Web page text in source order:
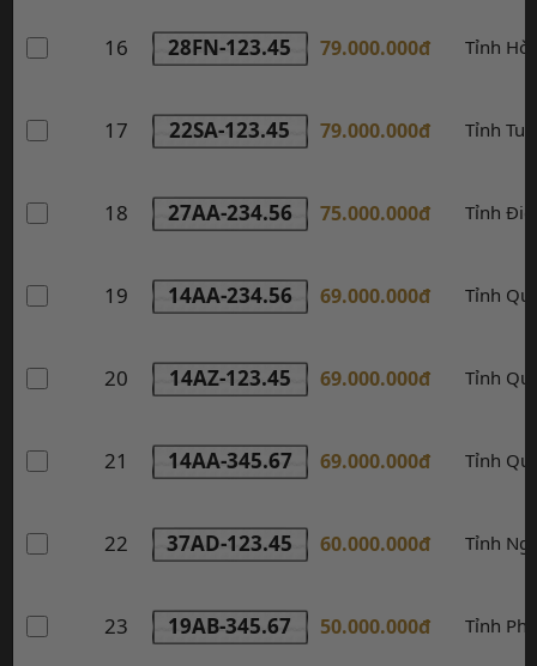
16 28FN-123.45 79.000.000đ Tỉnh
17 22SA-123.45 79.000.000đ Tỉnh
18 27AA-234.56 75.000.000đ Tỉnh
19 14AA-234.56 69.000.000đ Tỉnh
20 14AZ-123.45 69.000.000đ Tỉnh
21 14AA-345.67 69.000.000đ Tỉnh
22 37AD-123.45 60.000.000đ Tỉnh
23 19AB-345.67 50.000.000đ Tỉnh